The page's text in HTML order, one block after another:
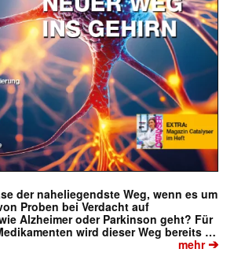
der naheliegendste Weg, wenn es um
Proben bei Verdacht auf
Alzheimer oder Parkinson geht? Für
wird dieser Weg bereits …
mehr➔